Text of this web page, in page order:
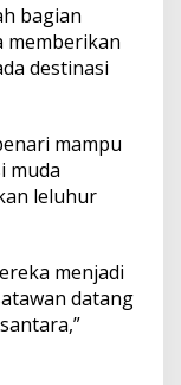
bagian
memberikan
destinasi
mampu
muda
leluhur
menjadi
datang